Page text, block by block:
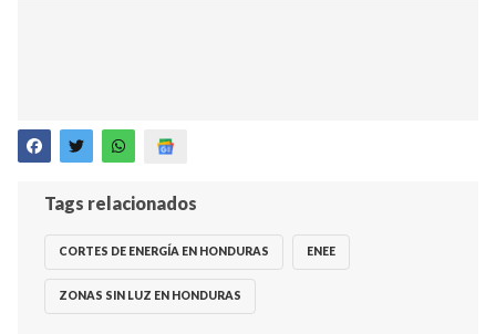
Tags relacionados
CORTES DE ENERGÍA EN HONDURAS ENEE
ZONAS SIN LUZ EN HONDURAS